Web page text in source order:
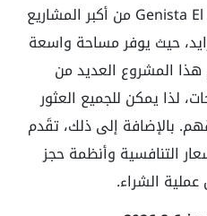
يُعتبر مشروع Genista El Sheikh Zayed من أكبر المشاريع
حيث يوفر مساحة واسعة
هذا المشروع العديد من
لذا يمكن للجميع العثور
بالإضافة إلى ذلك، تقَدم
التنافسية وأنظمة حجز
الشراء.